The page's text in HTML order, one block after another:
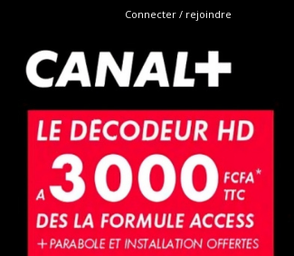
Connecter / rejoindre